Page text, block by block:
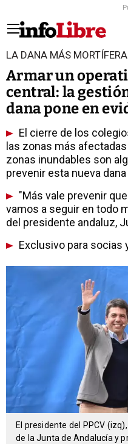
LA DANA MÁS MORTÍFERA
Armar un
central: la
dana pone en
El cierre de los
las zonas más
zonas inundables son
prevenir esta nueva dana
"Más vale prevenir
vamos a seguir en todo
del presidente andaluz,
Exclusivo para socias
El presidente del PPCV
de la Junta de Andalucía y